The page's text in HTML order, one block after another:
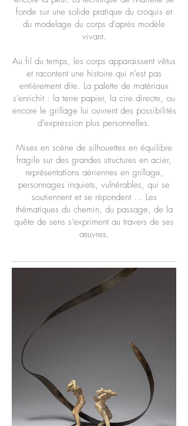
fonde sur une solide pratique du croquis et
du modelage du corps d’après modèle
vivant.
Au fil du temps, les corps apparaissent vêtus
et racontent une histoire qui n’est pas
entièrement dite. La palette de matériaux
s’enrichit : la terre papier, la cire directe, ou
encore le grillage lui ouvrent des possibilités
d’expression plus personnelles.
Mises en scène de silhouettes en équilibre
fragile sur des grandes structures en acier,
représentations aériennes en grillage,
personnages inquiets, vulnérables, qui se
soutiennent et se répondent … Les
thématiques du chemin, du passage, de la
quête de sens s’expriment au travers de ses
œuvres.